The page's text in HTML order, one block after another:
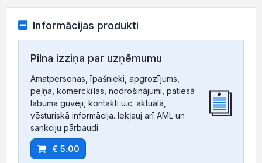
Informācijas produkti
Pilna izziņa par uzņēmumu
Amatpersonas, īpašnieki, apgrozījums,
peļņa, komercķīlas, nodrošinājumi, patiesā
labuma guvēji, kontakti u.c. aktuālā,
vēsturiskā informācija. Iekļauj arī AML un
sankciju pārbaudi
€ 5.00